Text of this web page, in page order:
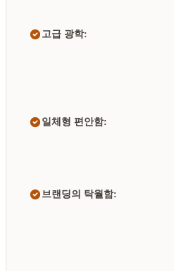
고급 광학:
일체형 편안함:
브랜딩의 탁월함: